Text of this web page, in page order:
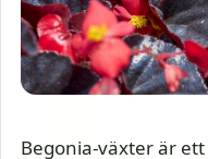
Begonia-växter är